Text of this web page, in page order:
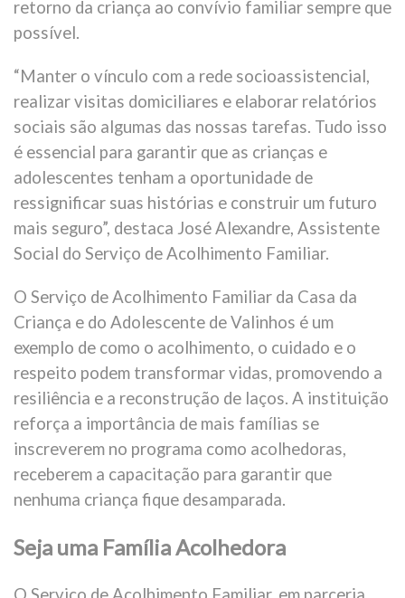
retorno da criança ao convívio familiar sempre que
possível.
“Manter o vínculo com a rede socioassistencial,
realizar visitas domiciliares e elaborar relatórios
sociais são algumas das nossas tarefas. Tudo isso
é essencial para garantir que as crianças e
adolescentes tenham a oportunidade de
ressignificar suas histórias e construir um futuro
mais seguro”, destaca José Alexandre, Assistente
Social do Serviço de Acolhimento Familiar.
O Serviço de Acolhimento Familiar da Casa da
Criança e do Adolescente de Valinhos é um
exemplo de como o acolhimento, o cuidado e o
respeito podem transformar vidas, promovendo a
resiliência e a reconstrução de laços. A instituição
reforça a importância de mais famílias se
inscreverem no programa como acolhedoras,
receberem a capacitação para garantir que
nenhuma criança fique desamparada.
Seja uma Família Acolhedora
O Serviço de Acolhimento Familiar, em parceria